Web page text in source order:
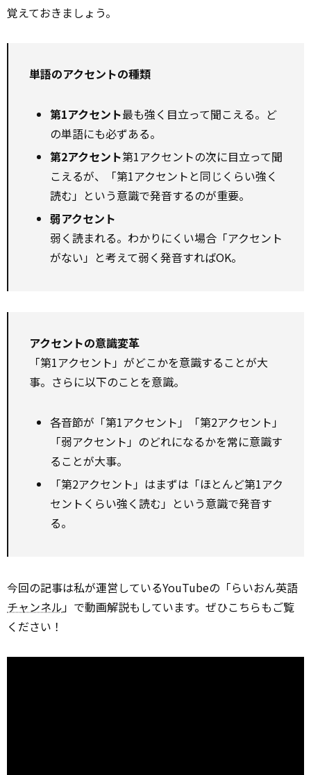
覚えておきましょう。
単語のアクセントの種類
第1アクセント最も強く目立って聞こえる。ど
の単語にも必ずある。
第2アクセント第1アクセントの次に目立って聞
こえるが、「第1アクセントと同じくらい強く
読む」という意識で発音するのが重要。
弱アクセント
弱く読まれる。わかりにくい場合「アクセント
がない」と考えて弱く発音すればOK。
アクセントの意識変革
「第1アクセント」がどこかを意識することが大
事。さらに以下のことを意識。
各音節が「第1アクセント」「第2アクセント」
「弱アクセント」のどれになるかを常に意識す
ることが大事。
「第2アクセント」はまずは「ほとんど第1アク
セントくらい強く読む」という意識で発音す
る。
今回の記事は私が運営しているYouTubeの「らいおん英語
チャンネル」で動画解説もしています。ぜひこちらもご覧
ください！